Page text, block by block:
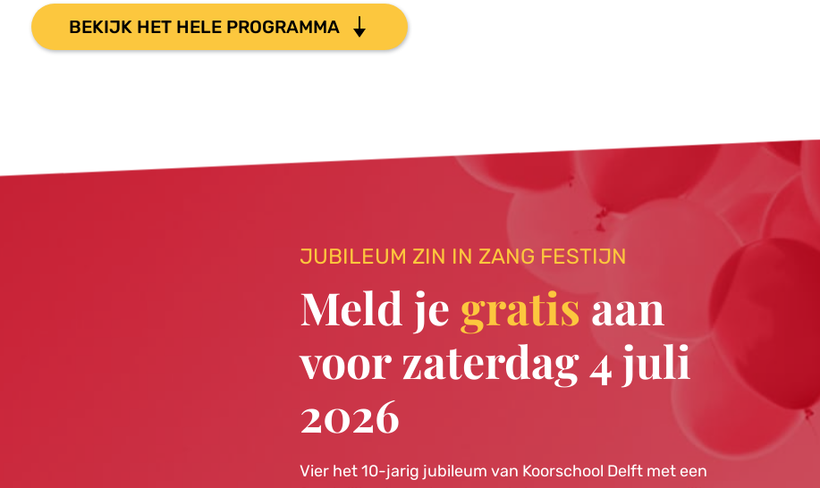
BEKIJK HET HELE PROGRAMMA
JUBILEUM ZIN IN ZANG FESTIJN
Meld je gratis aan
voor zaterdag 4 juli
2026
Vier het 10-jarig jubileum van Koorschool Delft met een